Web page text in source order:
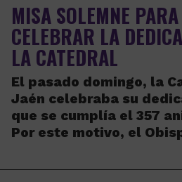
MISA SOLEMNE PARA
CELEBRAR LA
LA CATEDRAL
El pasado domingo, la
Jaén celebraba su
que se cumplía el 357
Por este motivo, el